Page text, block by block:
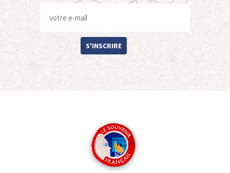
S'INSCRIRE